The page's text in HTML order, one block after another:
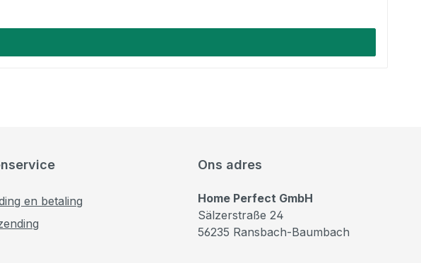
en betaling
Ons adres
Home Perfect GmbH
Sälzerstraße 24
56235 Ransbach-Baumbach